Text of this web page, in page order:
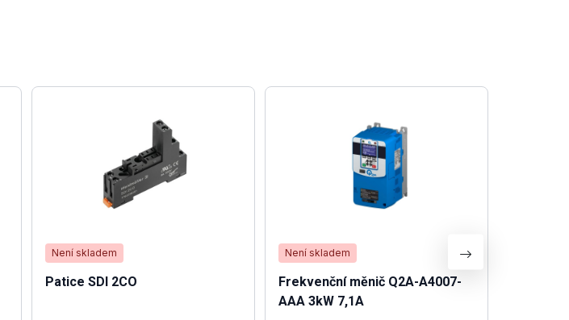
Není skladem
Patice SDI 2CO
Není skladem
Frekvenční měnič Q2A-A4007-
AAA 3kW 7,1A